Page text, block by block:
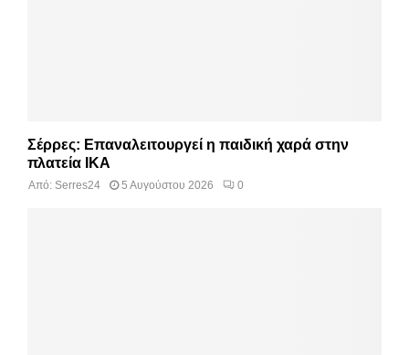
Σέρρες: Επαναλειτουργεί η παιδική χαρά στην
πλατεία ΙΚΑ
Από: Serres24 5 Αυγούστου 2026 0